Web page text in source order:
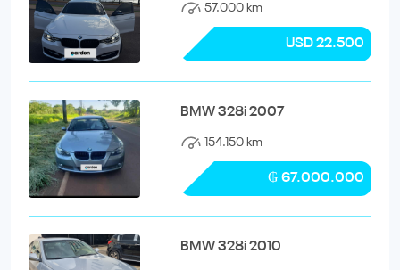
57.000 km
USD 22.500
BMW 328i 2007
154.150 km
₲ 67.000.000
BMW 328i 2010